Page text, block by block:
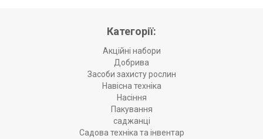
Категорії:
Акційні набори
Добрива
Засоби захисту рослин
Навісна техніка
Насіння
Пакування
саджанці
Садова техніка та інвентар